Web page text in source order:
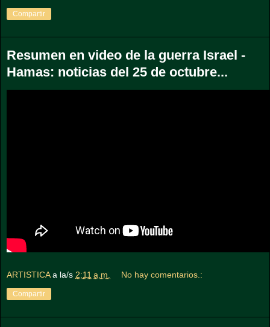
Compartir
Resumen en video de la guerra Israel -
Hamas: noticias del 25 de octubre...
ARTISTICA a la/s 2:11 a.m. No hay comentarios.:
Compartir